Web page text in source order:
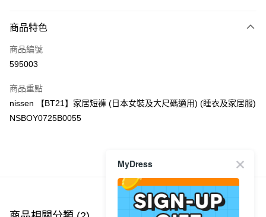
信用卡
Apple Pay
PayMe
WeChat Pay
每筆HK$40.00，滿HK$350.00或以上免運費
付款後順豐站及營業點
商品特色
商品編號
595003
商品重點
nissen 【BT21】家居短褲 (日本女裝及大尺碼適用) (睡衣及家居服)
NSBOY0725B0055
商品推薦
MyDress